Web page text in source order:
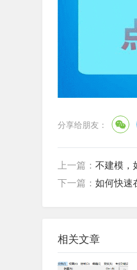
分享给朋友：
上一篇： 不建模，
下一篇： 如何快速
相关文章